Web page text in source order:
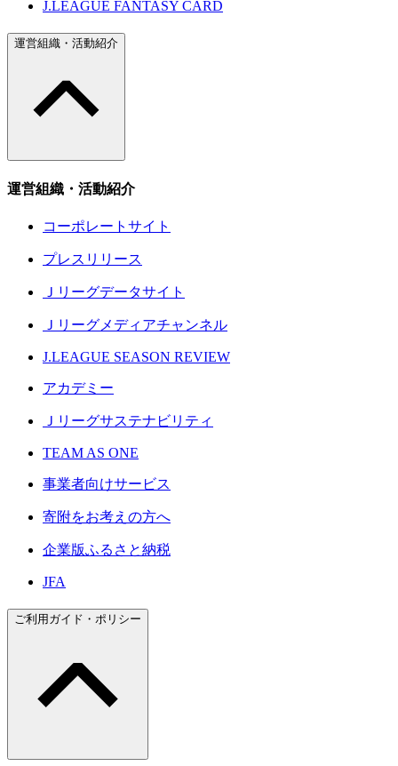
J.LEAGUE FANTASY CARD
運営組織・活動紹介
運営組織・活動紹介
コーポレートサイト
プレスリリース
Ｊリーグデータサイト
Ｊリーグメディアチャンネル
J.LEAGUE SEASON REVIEW
アカデミー
Ｊリーグサステナビリティ
TEAM AS ONE
事業者向けサービス
寄附をお考えの方へ
企業版ふるさと納税
JFA
ご利用ガイド・ポリシー